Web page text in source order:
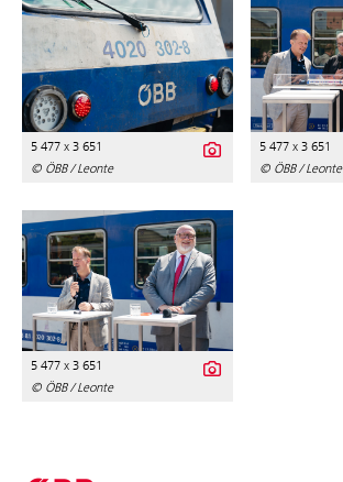
5 477 x 3 651
© ÖBB / Leonte
5 477 x 3 651
© ÖBB / Leonte
5 477 x 3 651
© ÖBB / Leonte